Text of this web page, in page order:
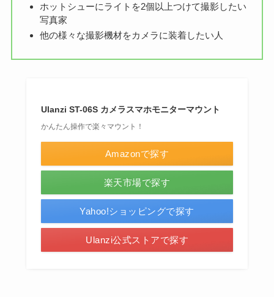
ホットシューにライトを2個以上つけて撮影したい
写真家
他の様々な撮影機材をカメラに装着したい人
Ulanzi ST-06S カメラスマホモニターマウント
かんたん操作で楽々マウント！
Amazonで探す
楽天市場で探す
Yahoo!ショッピングで探す
Ulanzi公式ストアで探す